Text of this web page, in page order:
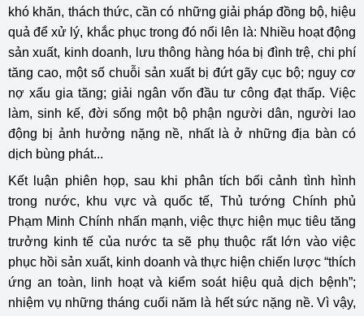
khó khăn, thách thức, cần có những giải pháp đồng bộ, hiệu
quả để xử lý, khắc phục trong đó nổi lên là: Nhiều hoạt động
sản xuất, kinh doanh, lưu thông hàng hóa bị đình trệ, chi phí
tăng cao, một số chuỗi sản xuất bị đứt gãy cục bộ; nguy cơ
nợ xấu gia tăng; giải ngân vốn đầu tư công đạt thấp. Việc
làm, sinh kế, đời sống một bộ phận người dân, người lao
động bị ảnh hưởng nặng nề, nhất là ở những địa bàn có
dịch bùng phát...
Kết luận phiên họp, sau khi phân tích bối cảnh tình hình
trong nước, khu vực và quốc tế, Thủ tướng Chính phủ
Phạm Minh Chính nhấn mạnh, việc thực hiện mục tiêu tăng
trưởng kinh tế của nước ta sẽ phụ thuộc rất lớn vào việc
phục hồi sản xuất, kinh doanh và thực hiện chiến lược “thích
ứng an toàn, linh hoạt và kiểm soát hiệu quả dịch bệnh”;
nhiệm vụ những tháng cuối năm là hết sức nặng nề. Vì vậy,